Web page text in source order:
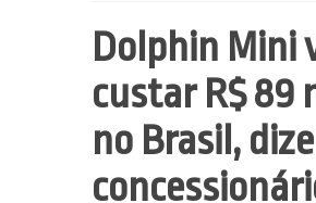
Dolphin Mini
custar R$ 89
no Brasil,